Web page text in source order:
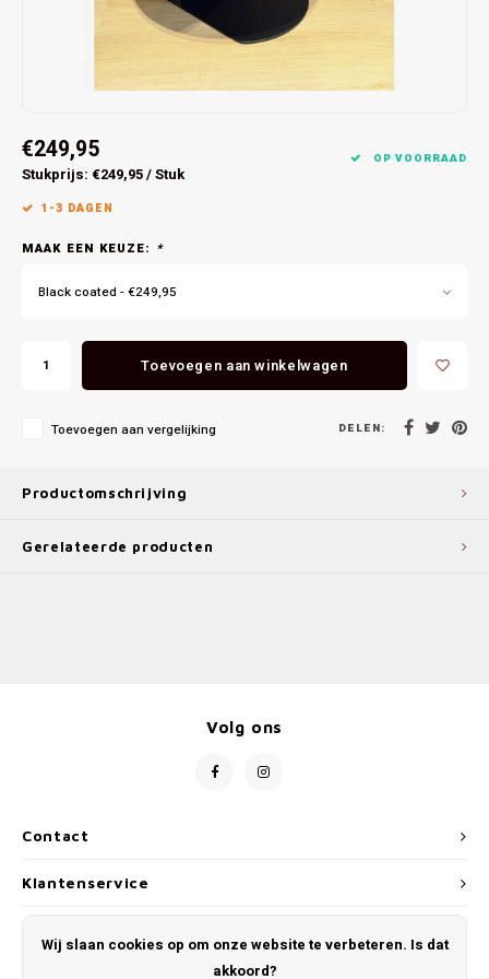
Bespoke exhaust Defender
€249,95
Stukprijs: €249,95 / Stuk
OP VOORRAAD
1-3 DAGEN
MAAK EEN KEUZE: *
Black coated - €249,95
Toevoegen aan winkelwagen
Toevoegen aan vergelijking DELEN:
Productomschrijving
Gerelateerde producten
Contact
Volg ons
Klantenservice
Wij slaan cookies op om onze website te verbeteren. Is dat
akkoord?